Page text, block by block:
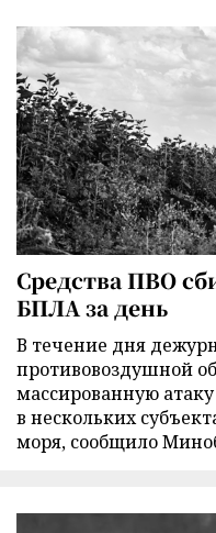
Средства ПВО
БПЛА за день
В течение дня
противовоздушной
массированную
в нескольких
моря, сообщило